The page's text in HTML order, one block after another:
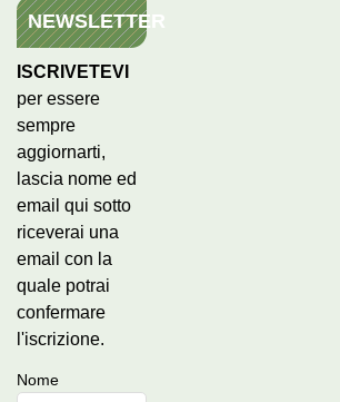
NEWSLETTER
ISCRIVETEVI
per essere
sempre
aggiornarti,
lascia nome ed
email qui sotto
riceverai una
email con la
quale potrai
confermare
l'iscrizione.
Nome